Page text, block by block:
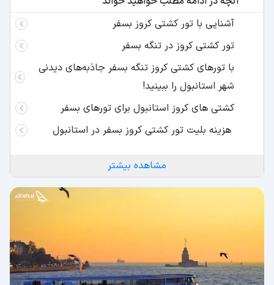
آشنایی با تور کشتی کروز بسفر
تور کشتی کروز در تنگه بسفر
با تورهای کشتی کروز تنگه بسفر جاذبه‌های دیدنی
شهر استانبول را ببینید!
کشتی‌ های کروز استانبول برای تورهای بسفر
هزینه بلیت تور کشتی کروز بسفر در استانبول
مشاهده بیشتر